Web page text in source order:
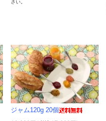
さい。
ジャム120g 20個